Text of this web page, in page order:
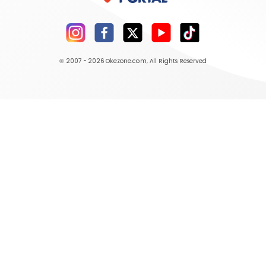
© 2007 - 2026 Okezone.com, All Rights Reserved